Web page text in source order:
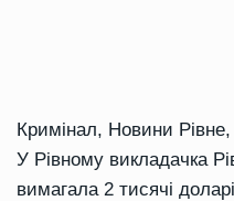
Кримінал, Новини Рівне,
У Рівному викладачка
вимагала 2 тисячі